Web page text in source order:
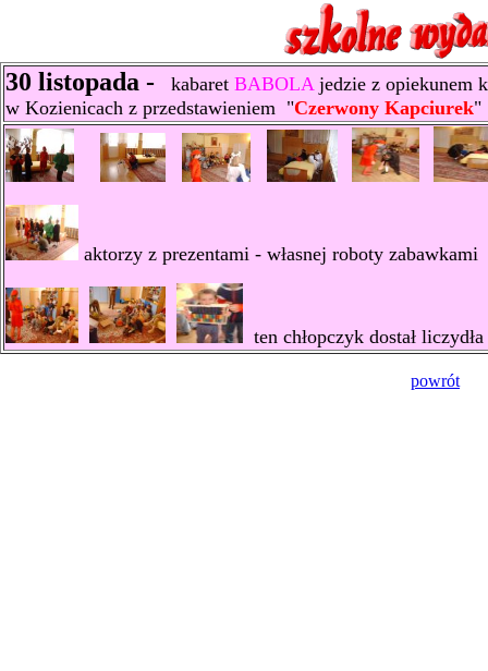
30 listopada - kabaret BABOLA jedzie z opiekunem
w Kozienicach z przedstawieniem "Czerwony Kapciurek"
aktorzy z prezentami - własnej roboty zabawkami
ten chłopczyk dostał
powrót